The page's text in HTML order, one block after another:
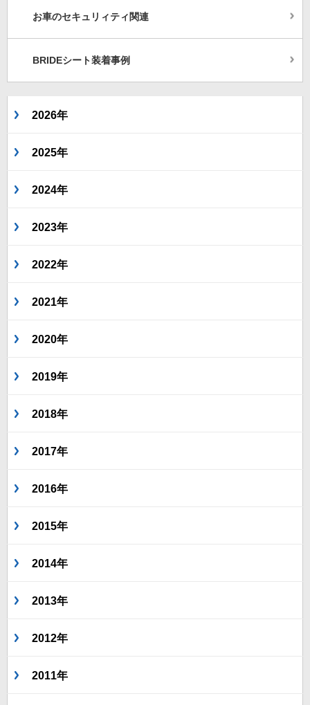
お車のセキュリィティ関連
BRIDEシート装着事例
2026年
2025年
2024年
2023年
2022年
2021年
2020年
2019年
2018年
2017年
2016年
2015年
2014年
2013年
2012年
2011年